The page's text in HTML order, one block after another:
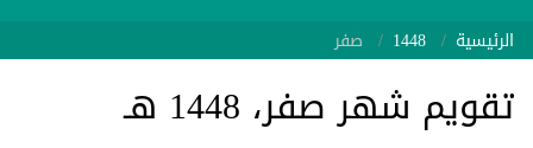
الرئيسية 1448 صفر
تقويم شهر صفر، 1448 هـ